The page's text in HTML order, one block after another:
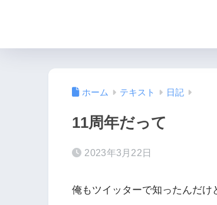
ホーム テキスト 日記
11周年だって
2023年3月22日
俺もツイッターで知ったんだけ